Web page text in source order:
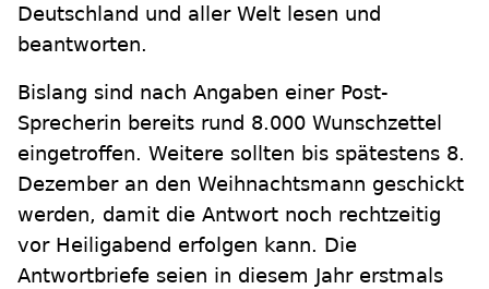
Deutschland und aller Welt lesen und
beantworten.
Bislang sind nach Angaben einer Post-
Sprecherin bereits rund 8.000 Wunschzettel
eingetroffen. Weitere sollten bis spätestens 8.
Dezember an den Weihnachtsmann geschickt
werden, damit die Antwort noch rechtzeitig
vor Heiligabend erfolgen kann. Die
Antwortbriefe seien in diesem Jahr erstmals